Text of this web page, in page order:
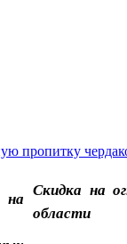
пропитку
Скидка на
области